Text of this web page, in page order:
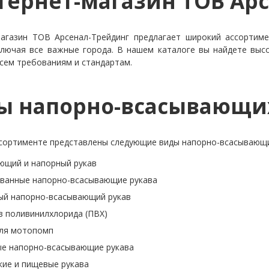
ТОВ Арсенал-Трейдинг предлагает широкий
все важные города. В нашем каталоге вы найдете
требованиям и стандартам.
напорно-
представлены следующие виды напорно-
и напорный рукав
напорно-всасывающие рукава
напорно-всасывающий рукав
поливинилхлорида (ПВХ)
мотопомп
напорно-всасывающие рукава
и пищевые рукава